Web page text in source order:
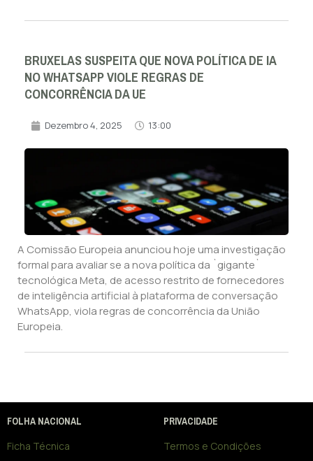
BRUXELAS SUSPEITA QUE NOVA POLÍTICA DE IA
NO WHATSAPP VIOLE REGRAS DE
CONCORRÊNCIA DA UE
Dezembro 4, 2025 13:00
A Comissão Europeia anunciou hoje uma investigação
formal para avaliar se a nova política da `gigante`
tecnológica Meta, de acesso restrito de fornecedores
de inteligência artificial à plataforma de conversação
WhatsApp, viola regras de concorrência da União
Europeia.
FOLHA NACIONAL
Ficha Técnica
PRIVACIDADE
Termos e Condições